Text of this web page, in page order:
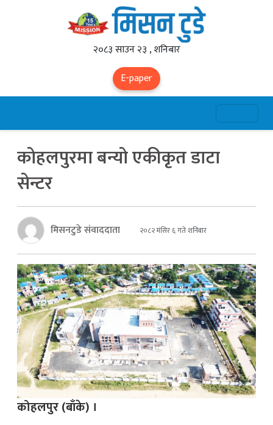
२०८३ साउन २३ , शनिबार
E-paper
कोहलपुरमा बन्यो एकीकृत डाटा
सेन्टर
मिसनटुडे संवाददाता २०८२ मंसिर ६ गते शनिबार
कोहलपुर (बाँके) ।